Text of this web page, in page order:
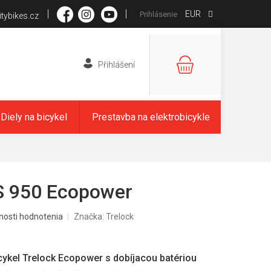
EUR
Prihlásenie
NÁKUPNÝ
Diely na bicykel Prestavba na elektrobicykle
Trelock Ecopower s dobíjacou batériou
950 Ecopower
hodnotenia Značka: Trelock